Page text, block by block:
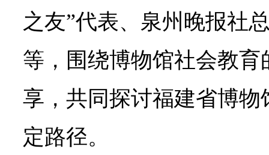
之友”代表、泉州晚报社
等，围绕博物馆社会教
享，共同探讨福建省博
定路径。